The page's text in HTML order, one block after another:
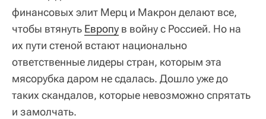
финансовых элит Мерц и Макрон делают все,
чтобы втянуть Европу в войну с Россией. Но на
их пути стеной встают национально
ответственные лидеры стран, которым эта
мясорубка даром не сдалась. Дошло уже до
таких скандалов, которые невозможно спрятать
и замолчать.